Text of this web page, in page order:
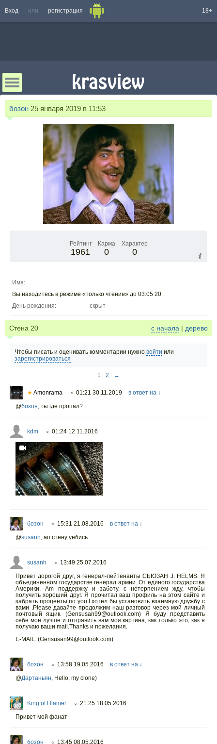
Вход или регистрация 18+
бозон 25 января 2019 в 11:53
Рейтинг
1961
Карма
0
Характер
0
Имя:
Вы находитесь в режиме «только чтение» до 03:05 20
День рождения:
скрыт
Стена 20 с начала | дерево
Чтобы писать и оценивать комментарии нужно войти или
зарегистрироваться
1 2 →
★ Amonrama ○ 01:21 30.11.2019
в ответ на ↓
@бозон, ты где пропал?
kdm ○ 01:24 12.11.2016
бозон ○ 15:31 21.08.2016
в ответ на ↓
@susanh, ап стену уебись
susanh ○ 13:49 25.07.2016
Привет дорогой друг, я генерал-лейтенанты СЬЮЗАН J. HELMS. Я
объединенном государстве генерал армии. От единого государства
Америки. Am поддержку и заботу, с нетерпением жду, чтобы
получить хороший друг. Я прочитал ваш профиль на этом сайте и
забрать проценты по you.I хотел бы установить взаимную дружбу с
вами .Please давайте продолжим наш разговор через мой личный
почтовый ящик. (Gensusan99@outlook.com) Я буду представить
себе мое лучше и отправить вам моя картина, как только это, как я
получаю ваши mail.Thanks и пожелания.
E-MAIL: (Gensusan99@outlook.com)
бозон ○ 13:58 19.05.2016
в ответ на ↓
@Дартаньян, Hello, my clone)
King of Hlamer ○ 21:25 18.05.2016
Привет мой фанат
бозон ○ 13:45 08.05.2016